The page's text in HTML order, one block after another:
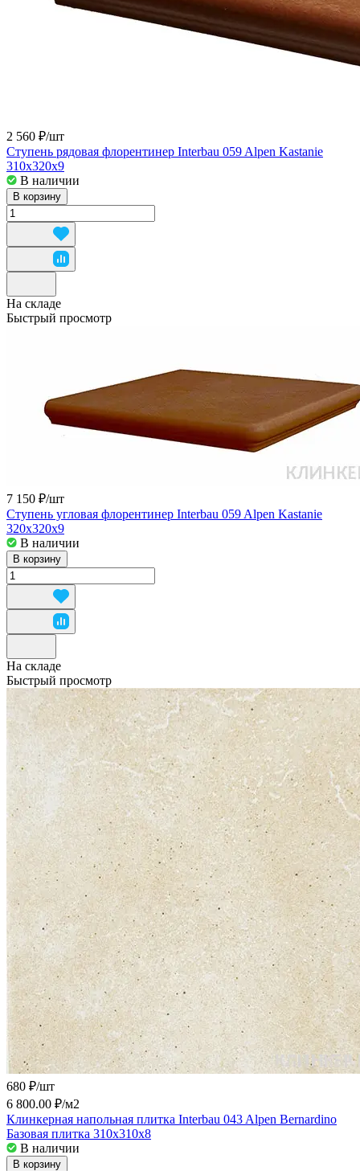
2 560 ₽/шт
Ступень рядовая флорентинер Interbau 059 Alpen Kastanie
310x320x9
В наличии
В корзину
На складе
Быстрый просмотр
7 150 ₽/шт
Ступень угловая флорентинер Interbau 059 Alpen Kastanie
320x320x9
В наличии
В корзину
На складе
Быстрый просмотр
680 ₽/шт
6 800.00 ₽/м2
Клинкерная напольная плитка Interbau 043 Alpen Bernardino
Базовая плитка 310x310x8
В наличии
В корзину